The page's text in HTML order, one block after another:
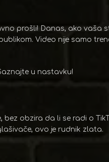
prošli! Danas, ako vaša
Video nije samo
u nastavku!
obzira da li se radi o
ovo je rudnik zlata.